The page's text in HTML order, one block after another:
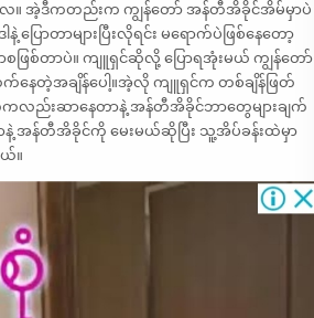
။ အဲ့ဒီကတည်းက ကျွန်တော် အန်တီအိခိုင်အိမ်မှာပဲ
ောတာများပြီးလိုရင်း မရောက်ပဲဖြစ်နေတော့
စဖြစ်တာပဲ။ ကျူရှင်ဆိုလို့ ပြောရအုံးမယ် ကျွန်တော်
တဲ့အချိန်ပေါ့။အဲ့လို ကျူရှင်က တစ်ချိန်ဖြတ်
လည်းဆာနေတာနဲ့ အန်တီအိခိုင်ဘာတွေများချက်
နဲ့ အန်တီအိခိုင်ကို မေးမယ်ဆိုပြီး သူ့အိပ်ခန်းထဲမှာ
။